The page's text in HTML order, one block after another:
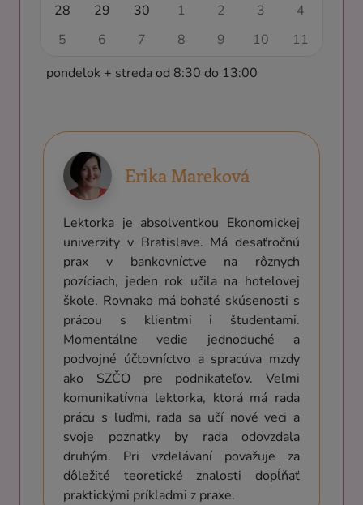
28
29 30 1 2 3
4
5
6 7 8 9 10
11
pondelok + streda od 8:30 do 13:00
Erika Mareková
Lektorka je absolventkou Ekonomickej
univerzity v Bratislave. Má desaťročnú
prax v bankovníctve na rôznych
pozíciach, jeden rok učila na hotelovej
škole. Rovnako má bohaté skúsenosti s
prácou s klientmi i študentami.
Momentálne vedie jednoduché a
podvojné účtovníctvo a spracúva mzdy
ako SZČO pre podnikateľov. Veľmi
komunikatívna lektorka, ktorá má rada
prácu s ľuďmi, rada sa učí nové veci a
svoje poznatky by rada odovzdala
druhým. Pri vzdelávaní považuje za
dôležité teoretické znalosti dopĺňať
praktickými príkladmi z praxe.